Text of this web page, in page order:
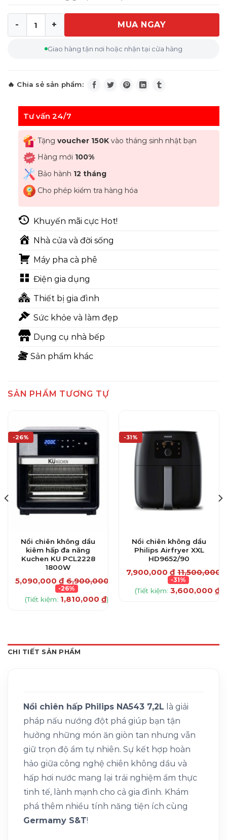
Nồi chiên hấp Philips NA543 7,2L số lượng
MUA NGAY
Giao hàng tận nơi hoặc nhận tại cửa hàng
Tư vấn 24/7
Tặng voucher 150Kvào tháng sinh nhật bạn
Hàng mới 100%
Bảo hành 12 tháng
Cho phép kiểm tra hàng hóa
Khuyến mãi cực Hot!
Nhà cửa và đời sống
Máy pha cà phê
Điện gia dụng
Thiết bị gia đình
Sức khỏe và làm đẹp
Dụng cụ nhà bếp
Sản phẩm khác
SẢN PHẨM TƯƠNG TỰ
-26%
Nồi chiên không dầu
kiêm hấp đa năng
Kuchen KU PCL2228
1800W
5,090,000 ₫ 6,900,000
-26%
(Tiết kiệm: 1,810,000₫)
-31%
Nồi chiên không dầu
Philips Airfryer XXL
HD9652/90
7,900,000 ₫ 11,500,000
-31%
(Tiết kiệm: 3,600,000 ₫
CHI TIẾT SẢN PHẨM
Nồi chiên hấp Philips NA543 7,2L là giải
pháp nấu nướng đột phá giúp bạn tận
hưởng những món ăn giòn tan nhưng vẫn
giữ trọn độ ẩm tự nhiên. Sự kết hợp hoàn
hảo giữa công nghệ chiên không dầu và
hấp hơi nước mang lại trải nghiệm ẩm thực
tinh tế, lành mạnh cho cả gia đình. Khám
phá thêm nhiều tính năng tiện ích cùng
Germamy S&T!